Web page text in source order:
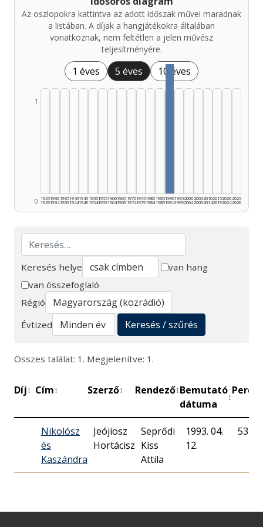
Az oszlopokra kattintva az adott időszak művei maradnak
a listában. A díjak a hangjátékokra általában
vonatkoznak, nem feltétlen a jelen művész
teljesítményére.
1 éves 5 éves 10 éves
0
1
1925
1929
1930
1934
1935
1939
1940
1944
1945
1949
1950
1954
1955
1959
1960
1964
1965
1969
1970
1974
1975
1979
1980
1984
1985
1989
1990
1994
1995
1999
2000
2004
2005
2009
2010
2014
2015
2019
2020
2024
2025
2026
Keresés
Keresés helye
van hang
van összefoglaló
Régió
Évtized
Keresés / szűrés
Összes találat: 1. Megjelenítve: 1.
Díj↕ Cím↕ Szerző↕ Rendező↕Bemutató
dátuma
↕
Perc
Nikolósz
és
Kaszándra
Jeójiosz
Hortácisz
Seprődi
Kiss
Attila
1993. 04.
12.
53